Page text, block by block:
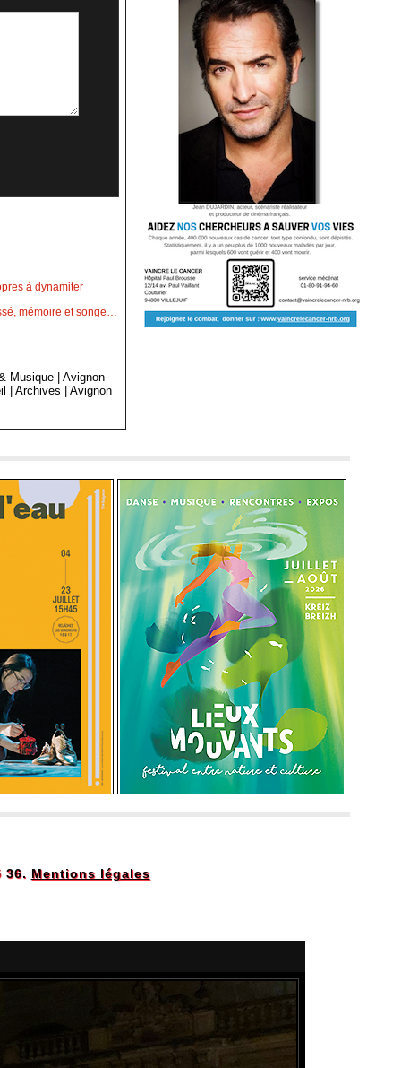
à dynamiter
mémoire et songe…
Musique |Avignon
|Archives |Avignon
36. Mentions légales